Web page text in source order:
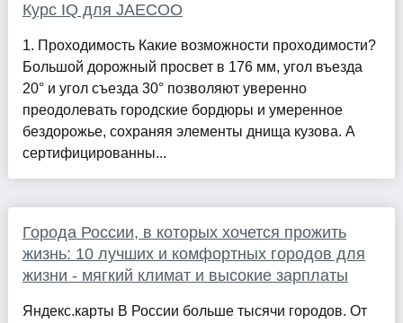
Курс IQ для JAECOO
1. Проходимость Какие возможности проходимости?
Большой дорожный просвет в 176 мм, угол въезда
20° и угол съезда 30° позволяют уверенно
преодолевать городские бордюры и умеренное
бездорожье, сохраняя элементы днища кузова. А
сертифицированны...
Города России, в которых хочется прожить
жизнь: 10 лучших и комфортных городов для
жизни - мягкий климат и высокие зарплаты
Яндекс.карты В России больше тысячи городов. От